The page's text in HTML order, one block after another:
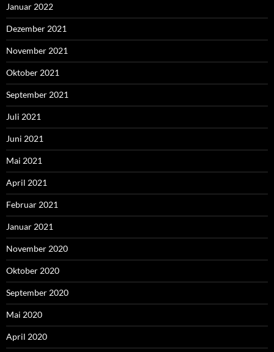
Januar 2022
Dezember 2021
November 2021
Oktober 2021
September 2021
Juli 2021
Juni 2021
Mai 2021
April 2021
Februar 2021
Januar 2021
November 2020
Oktober 2020
September 2020
Mai 2020
April 2020